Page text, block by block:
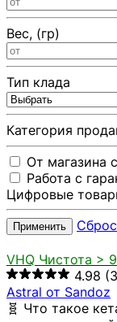
Вес, (гр)
Тип клада
Категория
От магазина
Работа с
Цифровые
Применить
VHQ Чистота >
4.98
Astral от Sandoz
🧬 Что такое